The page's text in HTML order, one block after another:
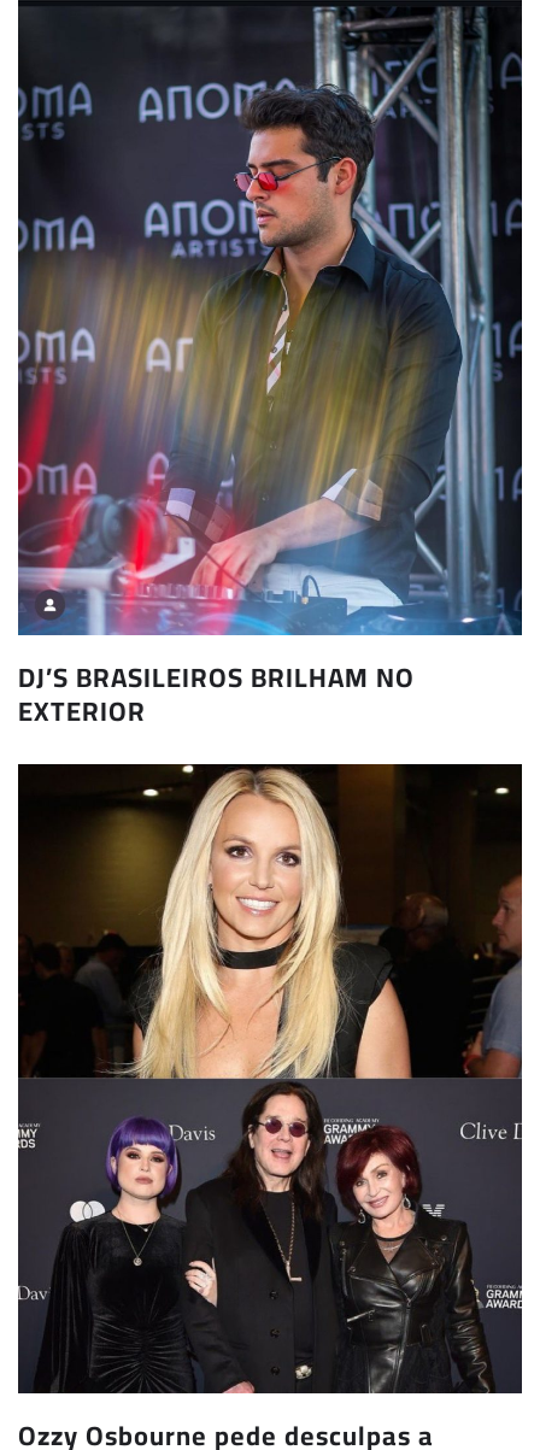
DJ’S BRASILEIROS BRILHAM NO
EXTERIOR
Ozzy Osbourne pede desculpas a